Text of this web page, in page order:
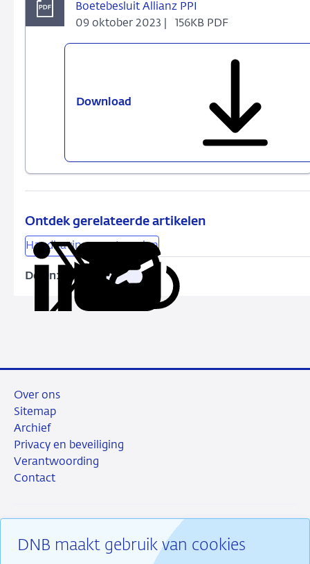
Boetebesluit Allianz PPI
09 oktober 2023 |
156KB PDF
Download
Ontdek gerelateerde artikelen
Handhavingsmaatregelen
Delen:
Deel
DeelDeelKopieer
DNB maakt gebruik van cookies
Over ons
Sitemap
Archief
Privacy en beveiliging
Verantwoording
Contact
RSS InstagramLinkedin
X